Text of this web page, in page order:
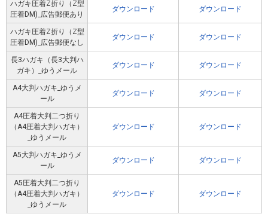
ハガキ圧着Z折り（Z型
圧着DM)_広告郵便あり
ダウンロード ダウンロード
ハガキ圧着Z折り（Z型
圧着DM)_広告郵便なし
ダウンロード ダウンロード
長3ハガキ（長3大判ハ
ガキ）_ゆうメール
ダウンロード ダウンロード
A4大判ハガキ_ゆうメ
ール
ダウンロード ダウンロード
A4圧着大判二つ折り
（A4圧着大判ハガキ）
_ゆうメール
ダウンロード ダウンロード
A5大判ハガキ_ゆうメ
ール
ダウンロード ダウンロード
A5圧着大判二つ折り
（A4圧着大判ハガキ）
_ゆうメール
ダウンロード ダウンロード